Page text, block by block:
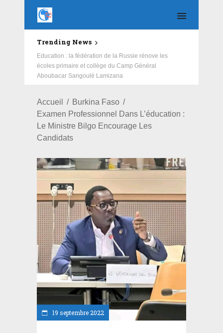
Trending News
Education : la fédération de la Russie rénove les
écoles primaire et collège du Camp Général
Aboubacar Sangoulé Lamizana
Accueil
Burkina Faso
Examen Professionnel Dans L’éducation :
Le Ministre Bilgo Encourage Les
Candidats
19 septembre 2022